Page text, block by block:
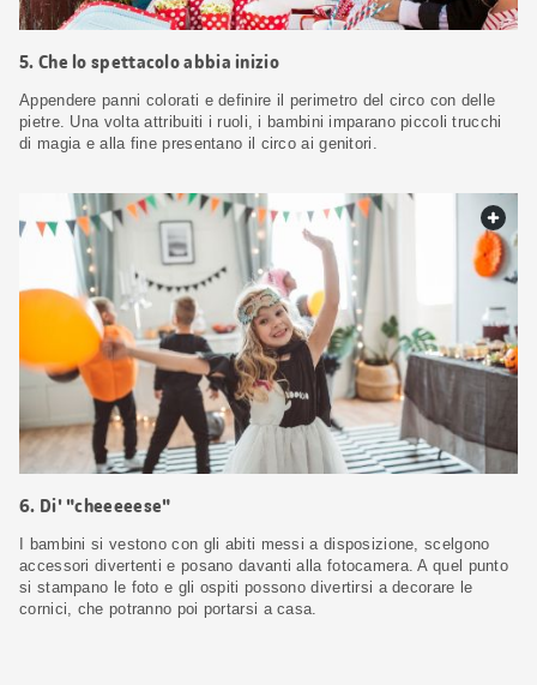
5. Che lo spettacolo abbia inizio
Appendere panni colorati e definire il perimetro del circo con delle
pietre. Una volta attribuiti i ruoli, i bambini imparano piccoli trucchi
di magia e alla fine presentano il circo ai genitori.
6. Di' "cheeeeese"
I bambini si vestono con gli abiti messi a disposizione, scelgono
accessori divertenti e posano davanti alla fotocamera. A quel punto
si stampano le foto e gli ospiti possono divertirsi a decorare le
cornici, che potranno poi portarsi a casa.